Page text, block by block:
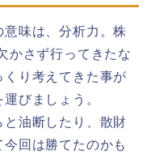
味は、分析力。株
かさず行ってきたな
り考えてきた事が
びましょう。
油断したり、散財
回は勝てたのかも